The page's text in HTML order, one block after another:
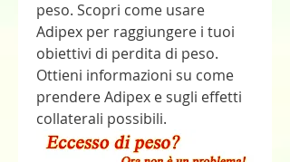
peso. Scopri come usare
Adipex per raggiungere i tuoi
obiettivi di perdita di peso.
Ottieni informazioni su come
prendere Adipex e sugli effetti
collaterali possibili.